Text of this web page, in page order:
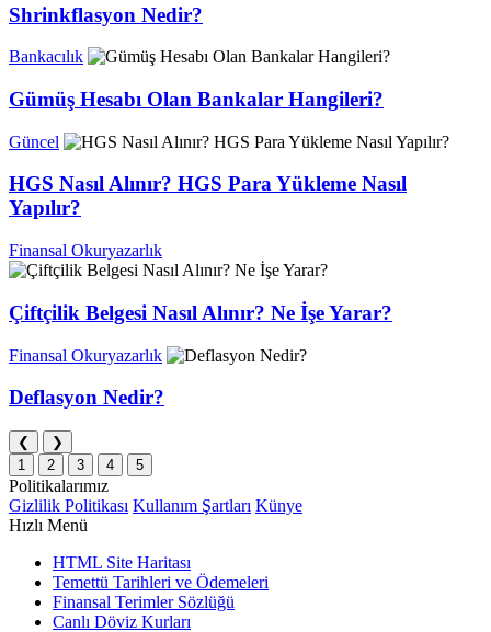
Shrinkflasyon Nedir?
Bankacılık
Gümüş Hesabı Olan Bankalar Hangileri?
Güncel
HGS Nasıl Alınır? HGS Para Yükleme Nasıl
Yapılır?
Finansal Okuryazarlık
Çiftçilik Belgesi Nasıl Alınır? Ne İşe Yarar?
Finansal Okuryazarlık
Deflasyon Nedir?
❮
❯
1
2 3 4 5
Politikalarımız
Gizlilik Politikası Kullanım Şartları Künye
Hızlı Menü
HTML Site Haritası
Temettü Tarihleri ve Ödemeleri
Finansal Terimler Sözlüğü
Canlı Döviz Kurları